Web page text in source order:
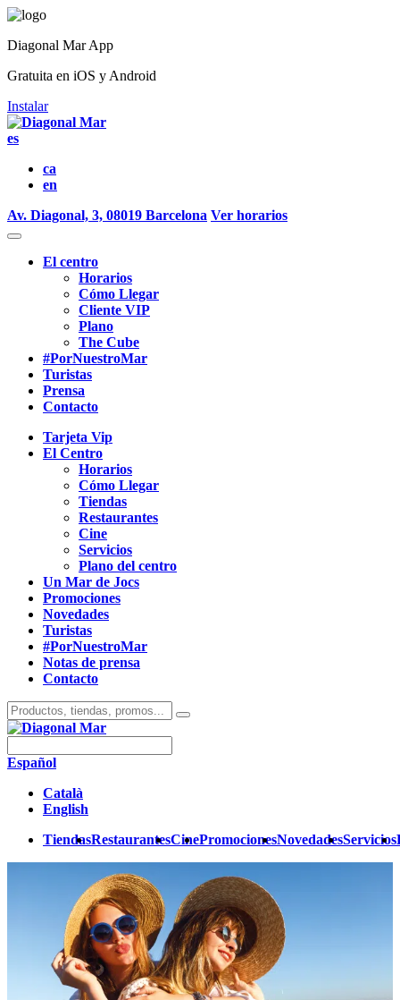
Diagonal Mar App
Gratuita en iOS y Android
Instalar
es
ca
en
Av. Diagonal, 3, 08019 Barcelona Ver horarios
El centro
Horarios
Cómo Llegar
Cliente VIP
Plano
The Cube
#PorNuestroMar
Turistas
Prensa
Contacto
Tarjeta Vip
El Centro
Horarios
Cómo Llegar
Tiendas
Restaurantes
Cine
Servicios
Plano del centro
Un Mar de Jocs
Promociones
Novedades
Turistas
#PorNuestroMar
Notas de prensa
Contacto
Español
Català
English
TiendasRestaurantesCinePromocionesNovedadesServicios